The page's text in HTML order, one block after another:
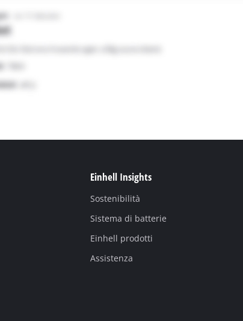
Einhell Insights
Sostenibilità
Sistema di batterie
Einhell prodotti
Assistenza